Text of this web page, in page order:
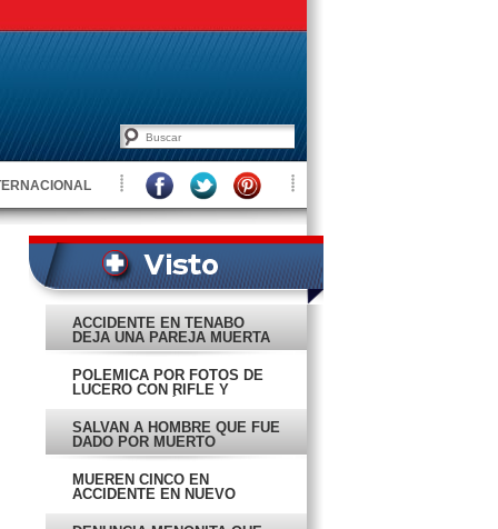
ACCIDENTE EN TENABO
DEJA UNA PAREJA MUERTA
POLÉMICA POR FOTOS DE
LUCERO CON RIFLE Y
SALVAN A HOMBRE QUE FUE
DADO POR MUERTO
MUEREN CINCO EN
ACCIDENTE EN NUEVO